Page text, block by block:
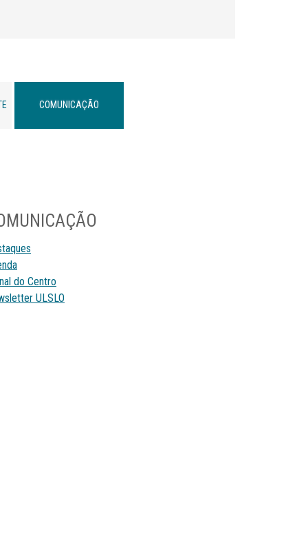
COMUNICAÇÃO
do Centro
ULSLO